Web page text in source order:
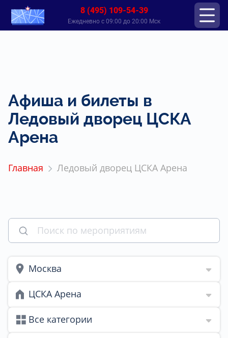
8 (495) 109-54-39
Ежедневно с 09:00 до 20:00 Мск
Афиша и билеты в
Ледовый дворец ЦСКА
Арена
Главная Ледовый дворец ЦСКА Арена
Москва
ЦСКА Арена
Все категории